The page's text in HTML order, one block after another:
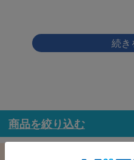
商品を絞り込む